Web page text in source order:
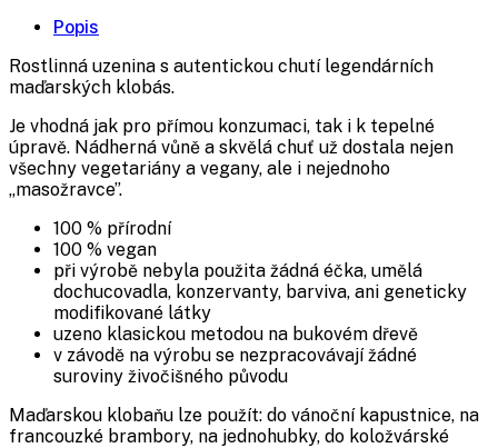
Popis
Rostlinná uzenina s autentickou chutí legendárních
maďarských klobás.
Je vhodná jak pro přímou konzumaci, tak i k tepelné
úpravě. Nádherná vůně a skvělá chuť už dostala nejen
všechny vegetariány a vegany, ale i nejednoho
„masožravce”.
100 % přírodní
100 % vegan
při výrobě nebyla použita žádná éčka, umělá
dochucovadla, konzervanty, barviva, ani geneticky
modifikované látky
uzeno klasickou metodou na bukovém dřevě
v závodě na výrobu se nezpracovávají žádné
suroviny živočišného původu
Maďarskou klobaňu lze použít: do vánoční kapustnice, na
francouzké brambory, na jednohubky, do koložvárské